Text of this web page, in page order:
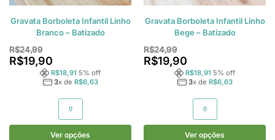
Gravata Borboleta Infantil Linho
Branco – Batizado
R$24,99
R$19,90
R$18,91 5% off
3x de R$6,63
0
Ver opções
Gravata Borboleta Infantil Linho
Bege – Batizado
R$24,99
R$19,90
R$18,91 5% off
3x de R$6,63
0
Ver opções